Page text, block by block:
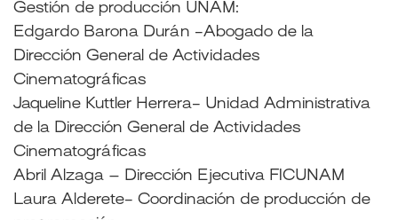
Gestión de producción UNAM:
Edgardo Barona Durán -Abogado de la
Dirección General de Actividades
Cinematográficas
Jaqueline Kuttler Herrera- Unidad Administrativa
de la Dirección General de Actividades
Cinematográficas
Abril Alzaga – Dirección Ejecutiva FICUNAM
Laura Alderete- Coordinación de producción de